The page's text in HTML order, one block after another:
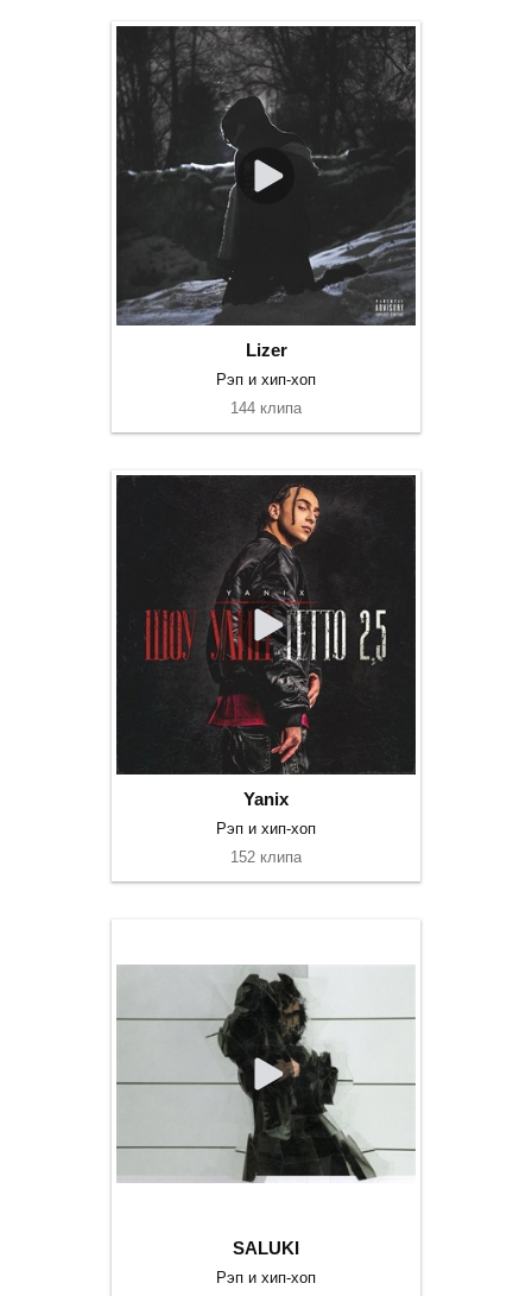
Lizer
Рэп и хип-хоп
144 клипа
Yanix
Рэп и хип-хоп
152 клипа
SALUKI
Рэп и хип-хоп